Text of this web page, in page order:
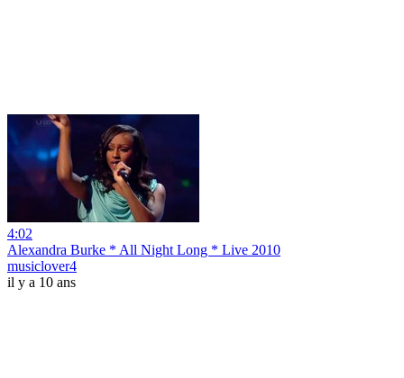
4:02
Alexandra Burke * All Night Long * Live 2010
musiclover4
il y a 10 ans